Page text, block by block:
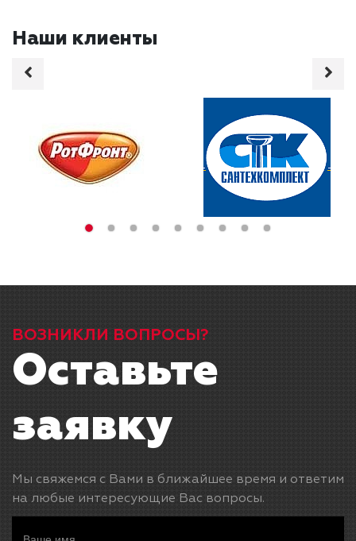
Наши клиенты
ВОЗНИКЛИ ВОПРОСЫ?
Оставьте
заявку
Мы свяжемся с Вами в ближайшее время и ответим
на любые интересующие Вас вопросы.